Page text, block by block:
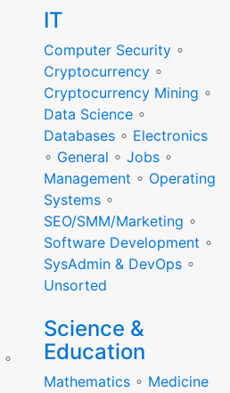
IT
Computer Security ∘
Cryptocurrency ∘
Cryptocurrency Mining ∘
Data Science ∘
Databases ∘ Electronics
∘ General ∘ Jobs ∘
Management ∘ Operating
Systems ∘
SEO/SMM/Marketing ∘
Software Development ∘
SysAdmin & DevOps ∘
Unsorted
∘
Science &
Education
Mathematics ∘ Medicine